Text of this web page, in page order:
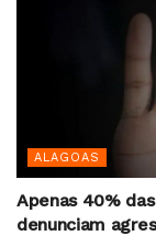
ALAGOAS
Apenas 40%
denunciam